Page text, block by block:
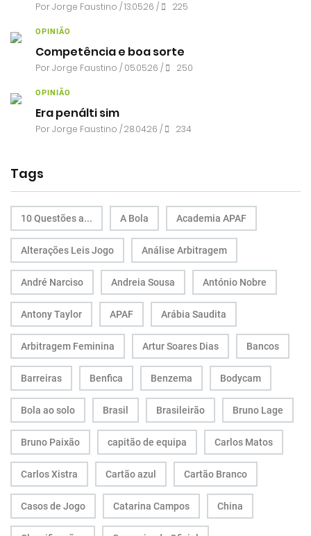
PorJorge Faustino / 13.05.26 / 225
OPINIÃO
Competência e boa sorte
PorJorge Faustino / 05.05.26 / 250
OPINIÃO
Era penálti sim
PorJorge Faustino / 28.04.26 / 234
Tags
10 Questões a... A Bola Academia APAF
Alterações Leis Jogo Análise Arbitragem
André Narciso Andreia Sousa António Nobre
Antony Taylor APAF Arábia Saudita
Arbitragem Feminina Artur Soares Dias Bancos
Barreiras Benfica Benzema Bodycam
Bola ao solo Brasil Brasileirão Bruno Lage
Bruno Paixão capitão de equipa Carlos Matos
Carlos Xistra Cartão azul Cartão Branco
Casos de Jogo Catarina Campos China